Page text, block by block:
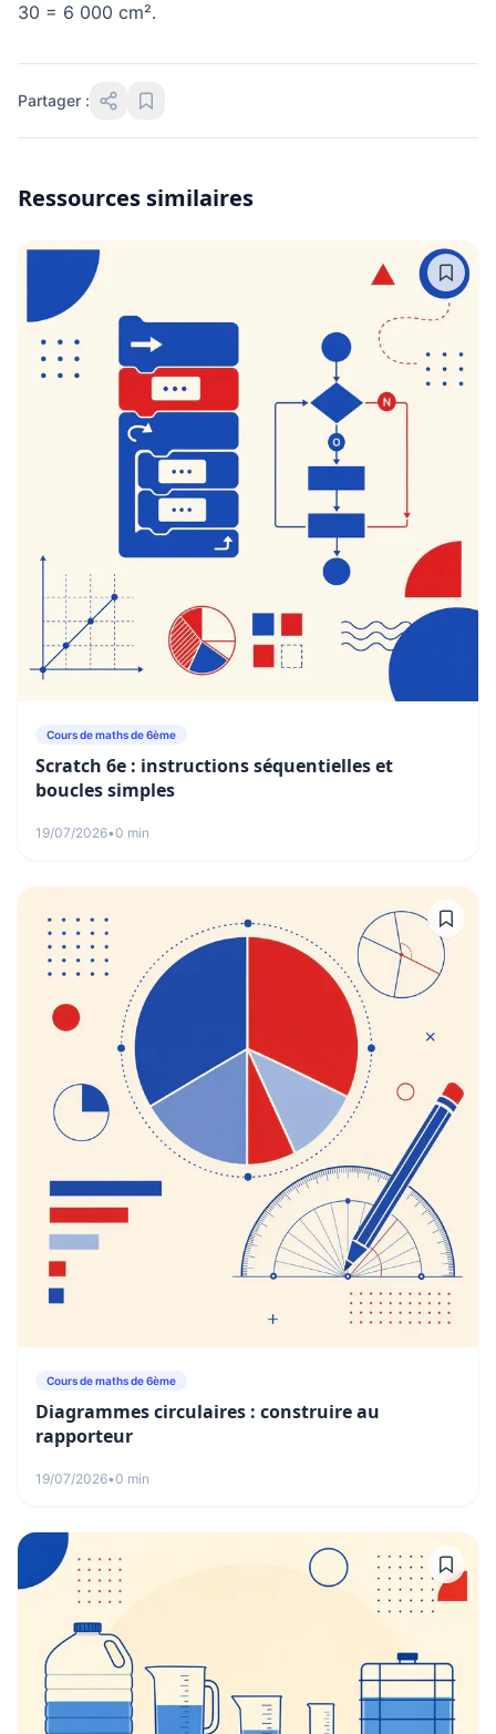
30 = 6 000 cm².
Partager :
Ressources similaires
Cours de maths de 6ème
Scratch 6e : instructions séquentielles et
boucles simples
19/07/2026•0 min
Cours de maths de 6ème
Diagrammes circulaires : construire au
rapporteur
19/07/2026•0 min